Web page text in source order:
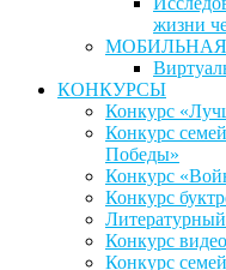
жизни
КОНКУРСЫ
Конкурс
Конкурс
Победы»
Конкурс
Конкурс
Конкурс
Конкурс